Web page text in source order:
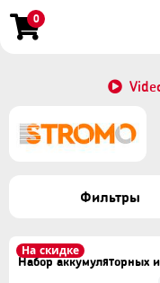
0
Фильтры
На скидке